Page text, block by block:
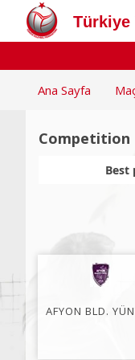
Türkiye
Ana Sayfa
Competition
Best
AFYON BLD.